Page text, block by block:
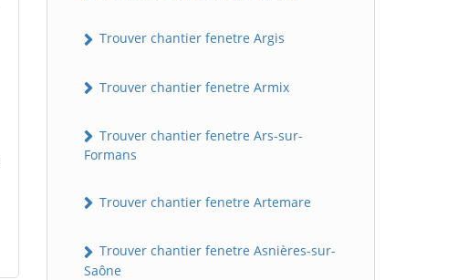
Trouver chantier fenetre Argis
Trouver chantier fenetre Armix
Trouver chantier fenetre Ars-sur-
Formans
Trouver chantier fenetre Artemare
Trouver chantier fenetre Asnières-sur-
Saône